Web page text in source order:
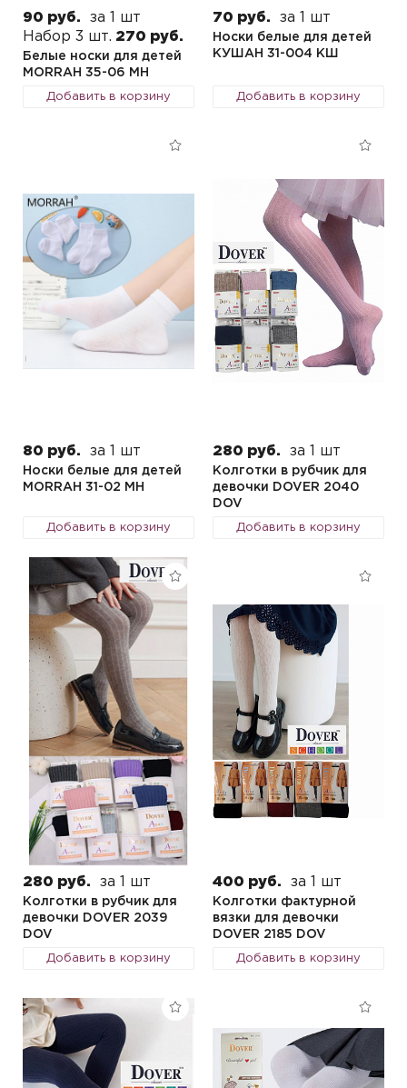
90 руб.
за 1 шт
Набор 3 шт. 270 руб.
Белые носки для детей
MORRAH 35-06 MH
Добавить в корзину
70 руб. за 1 шт
Носки белые для детей
КУШАН 31-004 КШ
Добавить в корзину
80 руб. за 1 шт
Носки белые для детей
MORRAH 31-02 MH
Добавить в корзину
280 руб. за 1 шт
Колготки в рубчик для
девочки DOVER 2040
DOV
Добавить в корзину
280 руб. за 1 шт
Колготки в рубчик для
девочки DOVER 2039
DOV
Добавить в корзину
400 руб. за 1 шт
Колготки фактурной
вязки для девочки
DOVER 2185 DOV
Добавить в корзину